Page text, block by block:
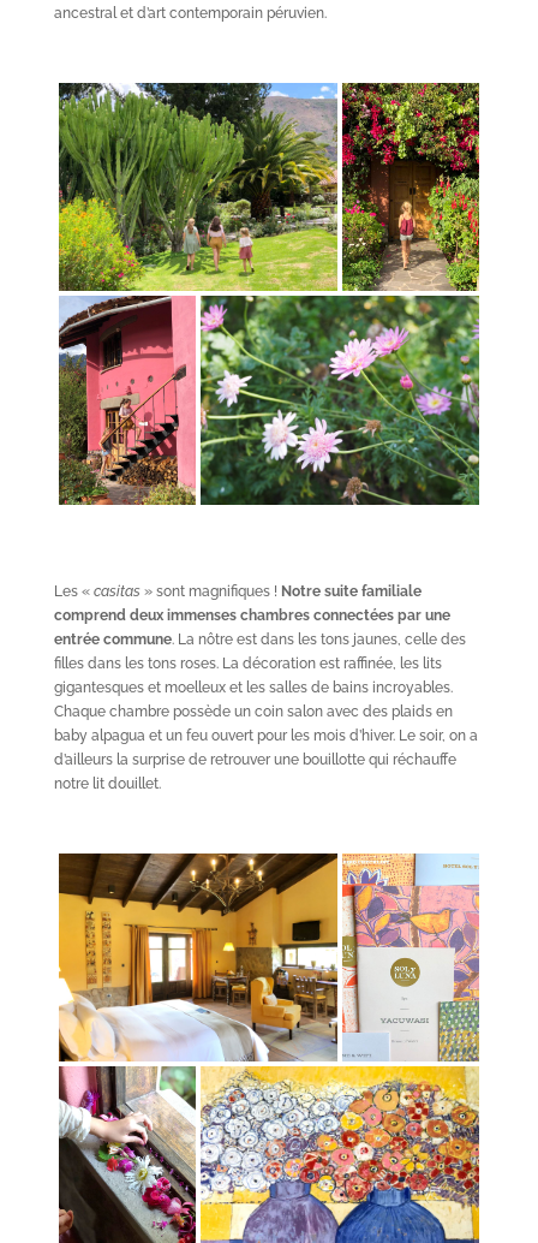
ancestral et d’art contemporain péruvien.
Les « casitas» sont magnifiques ! Notre suite familiale
comprend deux immenses chambres connectées par une
entrée commune. La nôtre est dans les tons jaunes, celle des
filles dans les tons roses. La décoration est raffinée, les lits
gigantesques et moelleux et les salles de bains incroyables.
Chaque chambre possède un coin salon avec des plaids en
baby alpagua et un feu ouvert pour les mois d’hiver. Le soir, on a
d’ailleurs la surprise de retrouver une bouillotte qui réchauffe
notre lit douillet.